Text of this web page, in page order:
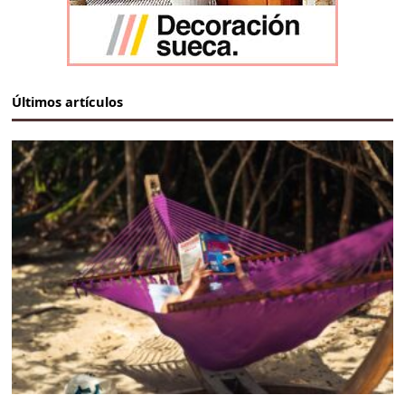
Últimos artículos